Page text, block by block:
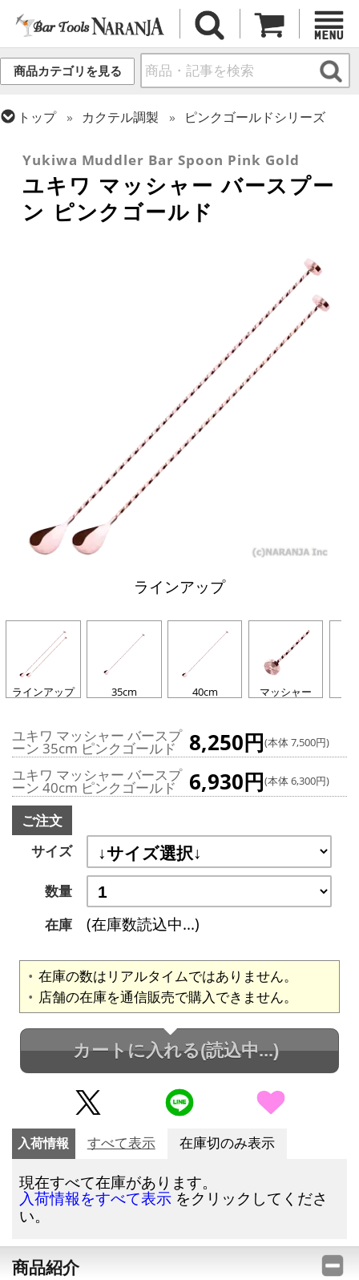
商品カテゴリを見る
トップ カクテル調製
ピンクゴールドシリーズ
Yukiwa Muddler Bar Spoon Pink Gold
ユキワ マッシャー バースプー
ン ピンクゴールド
ラインアップ
ラインアップ 35cm 40cm マッシャー
ユキワ マッシャー バースプ
ーン 35cm ピンクゴールド 8,250円(本体 7,500円)
ユキワ マッシャー バースプ
ーン 40cm ピンクゴールド 6,930円(本体 6,300円)
ご注文
サイズ
数量
在庫
(在庫数読込中...)
在庫の数はリアルタイムではありません。
店舗の在庫を通信販売で購入できません。
カートに入れる(読込中...)
入荷情報 すべて表示 在庫切のみ表示
現在すべて在庫があります。
入荷情報をすべて表示 をクリックしてくださ
い。
商品紹介